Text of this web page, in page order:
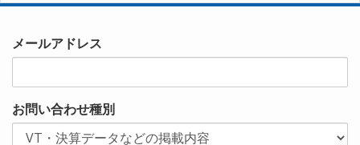
メールアドレス
お問い合わせ種別